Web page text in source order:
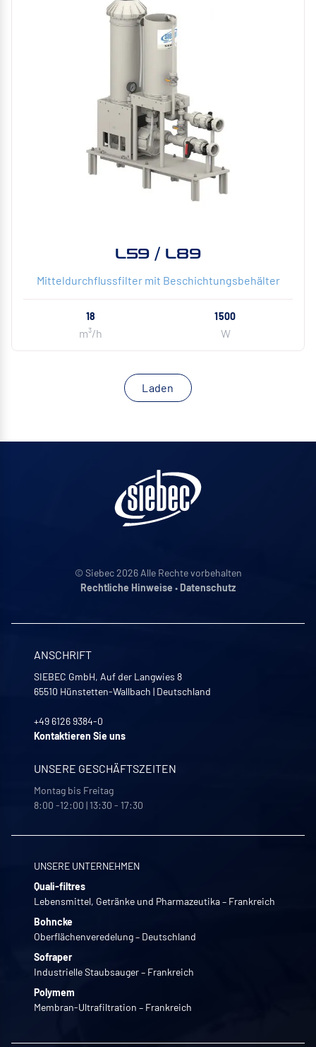
L59 / L89
Mitteldurchflussfilter mit Beschichtungsbehälter
18
m³/h
1500
W
Laden
© Siebec 2026 Alle Rechte vorbehalten
Rechtliche Hinweise • Datenschutz
ANSCHRIFT
SIEBEC GmbH, Auf der Langwies 8
65510 Hünstetten-Wallbach | Deutschland
+49 6126 9384-0
Kontaktieren Sie uns
UNSERE GESCHÄFTSZEITEN
Montag bis Freitag
8:00 -12:00 | 13:30 - 17:30
UNSERE UNTERNEHMEN
Quali-filtres
Lebensmittel, Getränke und Pharmazeutika – Frankreich
Bohncke
Oberflächenveredelung – Deutschland
Sofraper
Industrielle Staubsauger – Frankreich
Polymem
Membran-Ultrafiltration – Frankreich